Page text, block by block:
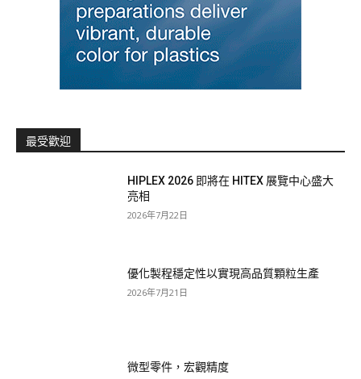
最受歡迎
HIPLEX 2026 即將在 HITEX 展覽中心盛大
亮相
2026年7月22日
優化製程穩定性以實現高品質顆粒生產
2026年7月21日
微型零件，宏觀精度